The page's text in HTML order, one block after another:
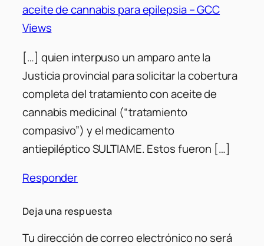
aceite de cannabis para epilepsia – GCC
Views
[…] quien interpuso un amparo ante la
Justicia provincial para solicitar la cobertura
completa del tratamiento con aceite de
cannabis medicinal (“tratamiento
compasivo”) y el medicamento
antiepiléptico SULTIAME. Estos fueron […]
Responder
Deja una respuesta
Tu dirección de correo electrónico no será